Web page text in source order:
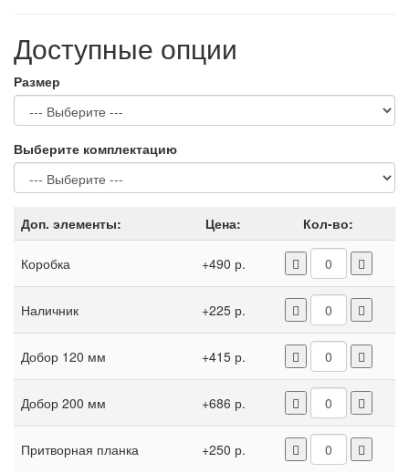
Доступные опции
Размер
Выберите комплектацию
Доп. элементы: Цена: Кол-во:
Коробка +490 р.
Наличник +225 р.
Добор 120 мм +415 р.
Добор 200 мм +686 р.
Притворная планка +250 р.